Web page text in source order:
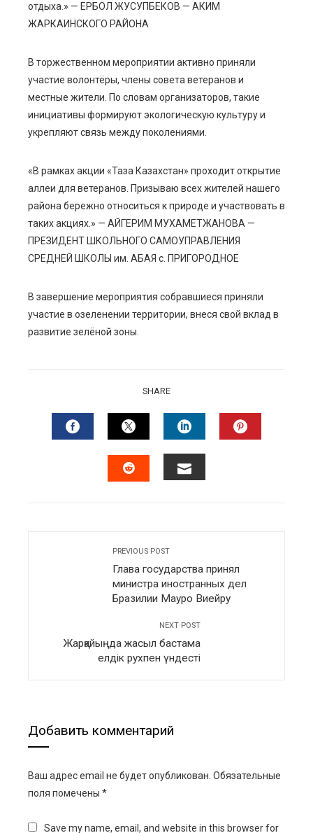
отдыха.» — ЕРБОЛ ЖУСУПБЕКОВ — АКИМ
ЖАРКАИНСКОГО РАЙОНА
В торжественном мероприятии активно приняли
участие волонтёры, члены совета ветеранов и
местные жители. По словам организаторов, такие
инициативы формируют экологическую культуру и
укрепляют связь между поколениями.
«В рамках акции «Таза Казахстан» проходит открытие
аллеи для ветеранов. Призываю всех жителей нашего
района бережно относиться к природе и участвовать в
таких акциях.» — АЙГЕРИМ МУХАМЕТЖАНОВА —
ПРЕЗИДЕНТ ШКОЛЬНОГО САМОУПРАВЛЕНИЯ
СРЕДНЕЙ ШКОЛЫ им. АБАЯ с. ПРИГОРОДНОЕ
В завершение мероприятия собравшиеся приняли
участие в озеленении территории, внеся свой вклад в
развитие зелёной зоны.
SHARE
FACEBOOKTWITTERLINKEDIN
PREVIOUS POST
Глава государства принял
министра иностранных дел
Бразилии Мауро Виейру
NEXT POST
Жарқайыңда жасыл бастама
елдік рухпен үндесті
Добавить комментарий
Ваш адрес email не будет опубликован. Обязательные
поля помечены *
Save my name, email, and website in this browser for